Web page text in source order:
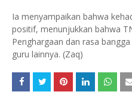
Ia menyampaikan bahwa
positif, menunjukkan bahwa
Penghargaan dan rasa
guru lainnya. (Zaq)